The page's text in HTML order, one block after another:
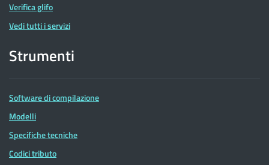
Verifica glifo
Vedi tutti i servizi
Strumenti
Software di compilazione
Modelli
Specifiche tecniche
Codici tributo